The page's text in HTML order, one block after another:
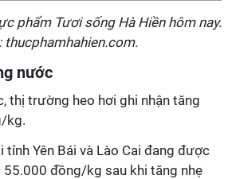
phẩm Tươi sống Hà Hiền hôm nay.
thucphamhahien.com.
nước
thị trường heo hơi ghi nhận tăng
kg.
tỉnh Yên Bái và Lào Cai đang được
đồng/kg sau khi tăng nhẹ